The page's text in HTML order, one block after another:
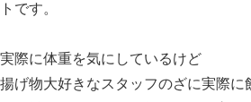
トです。
実際に体重を気にしているけど
揚げ物大好きなスタッフのざに実際に